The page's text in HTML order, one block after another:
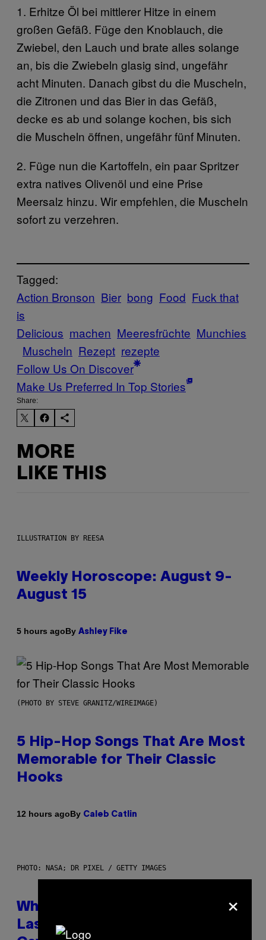
1. Erhitze Öl bei mittlerer Hitze in einem
großen Gefäß. Füge den Knoblauch, die
Zwiebel, den Lauch und brate alles solange
an, bis die Zwiebeln glasig sind, ungefähr
acht Minuten. Danach gibst du die Muscheln,
die Zitronen und das Bier in das Gefäß,
decke es ab und solange kochen, bis sich
die Muscheln öffnen, ungefähr fünf Minuten.
2. Füge nun die Kartoffeln, ein paar Spritzer
extra natives Olivenöl und eine Prise
Meersalz hinzu. Wir empfehlen, die Muscheln
sofort zu verzehren.
Tagged:
Action Bronson Bier bong Food Fuck that
is
Delicious machen Meeresfrüchte Munchies
Muscheln Rezept rezepte
Follow Us On Discover
Make Us Preferred In Top Stories
Share:
MORE
LIKE THIS
ILLUSTRATION BY REESA
Weekly Horoscope: August 9-
August 15
5 hours agoBy Ashley Fike
(PHOTO BY STEVE GRANITZ/WIREIMAGE)
5 Hip-Hop Songs That Are Most
Memorable for Their Classic
Hooks
12 hours agoBy Caleb Catlin
PHOTO: NASA; DR PIXEL / GETTY IMAGES
Why NASA Wants to Send a
Laser-Powered Drone Into
×